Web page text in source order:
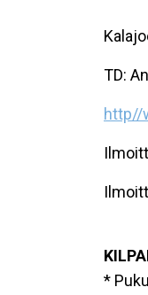
TD:
http//
*